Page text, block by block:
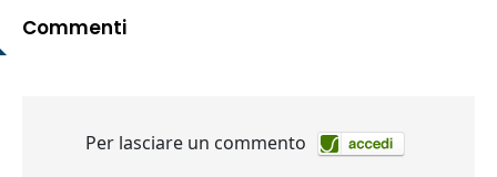
Commenti